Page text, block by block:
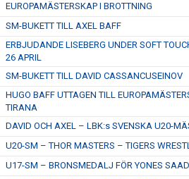
EUROPAMÄSTERSKAP I BROTTNING
SM-BUKETT TILL AXEL BAFF
ERBJUDANDE LISEBERG UNDER SOFT
26 APRIL
SM-BUKETT TILL DAVID CASSANCUSEINOV
HUGO BAFF UTTAGEN TILL
TIRANA
DAVID OCH AXEL – LBK:s SVENSKA U20-
U20-SM – THOR MASTERS – TIGERS
U17-SM – BRONSMEDALJ FÖR YONES